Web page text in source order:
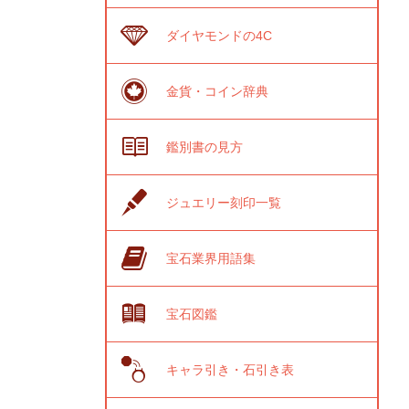
ダイヤモンドの4C
金貨・コイン辞典
鑑別書の見方
ジュエリー刻印一覧
宝石業界用語集
宝石図鑑
キャラ引き・石引き表